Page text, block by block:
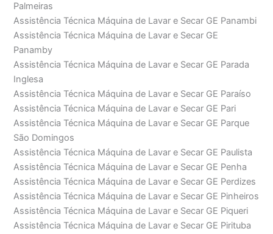
Palmeiras
Assistência Técnica Máquina de Lavar e Secar GE Panambi
Assistência Técnica Máquina de Lavar e Secar GE
Panamby
Assistência Técnica Máquina de Lavar e Secar GE Parada
Inglesa
Assistência Técnica Máquina de Lavar e Secar GE Paraíso
Assistência Técnica Máquina de Lavar e Secar GE Pari
Assistência Técnica Máquina de Lavar e Secar GE Parque
São Domingos
Assistência Técnica Máquina de Lavar e Secar GE Paulista
Assistência Técnica Máquina de Lavar e Secar GE Penha
Assistência Técnica Máquina de Lavar e Secar GE Perdizes
Assistência Técnica Máquina de Lavar e Secar GE Pinheiros
Assistência Técnica Máquina de Lavar e Secar GE Piqueri
Assistência Técnica Máquina de Lavar e Secar GE Pirituba